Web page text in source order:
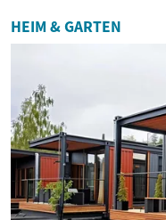
HEIM & GARTEN